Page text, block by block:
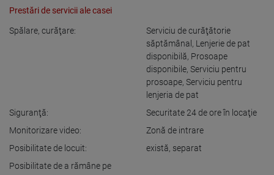
Prestări de servicii ale casei
Spălare, curăţare:
Serviciu de curăţătorie
săptămânal , Lenjerie de pat
disponibilă, Prosoape
disponibile, Serviciu pentru
prosoape, Serviciu pentru
lenjeria de pat
Siguranţă:
Securitate 24 de ore în locaţie
Monitorizare video:
Zonă de intrare
Posibilitate de locuit:
există, separat
Posibilitate de a rămâne pe